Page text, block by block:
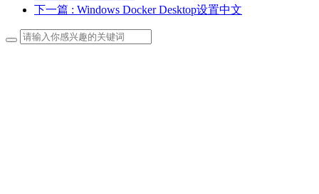
下一篇 : Windows Docker Desktop设置中文